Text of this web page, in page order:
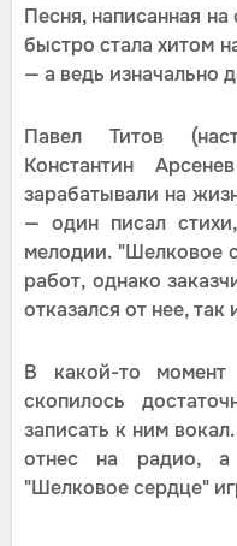
Песня, написанная
быстро стала хитом
— а ведь изначально
Павел Титов
Константин
зарабатывали на
— один писал
мелодии. "Шелковое
работ, однако
отказался от нее, так
В какой-то момент
скопилось
записать к ним
отнес на радио,
"Шелковое сердце"